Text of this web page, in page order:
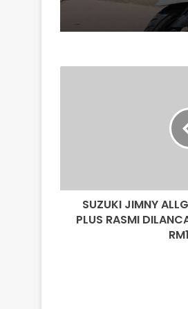
DILANCARKAN
HARGA
SUZUKI JIMNY
PLUS RASMI